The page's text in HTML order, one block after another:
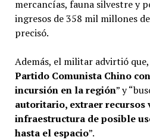
mercancías, fauna silvestre y
ingresos de 358 mil millones
precisó.
Además, el militar advirtió
Partido Comunista Chino
incursión en la región” y
autoritario, extraer recursos
infraestructura de posible
hasta el espacio”.